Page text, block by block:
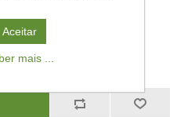
Aceitar
mais ...